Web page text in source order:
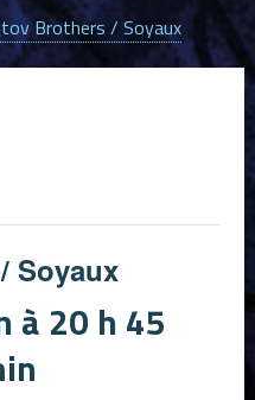
Brothers / Soyaux
Soyaux
à 20 h 45